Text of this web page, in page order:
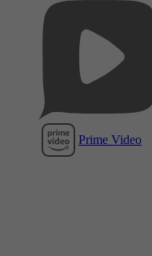
Prime Video